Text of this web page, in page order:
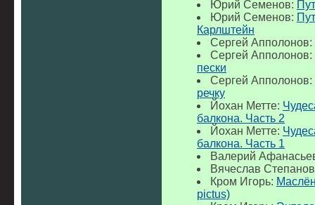
Юрий Семенов:
Юрий Семенов:
Карлштейн
Сергей Апполонов:
Сергей Апполонов:
пески
Сергей Апполонов:
речку
Йохан Метте:
балкона. Часть 2
Йохан Метте:
балкона. Часть 1
Валерий
Вячеслав
Кром Игорь:
pictus)